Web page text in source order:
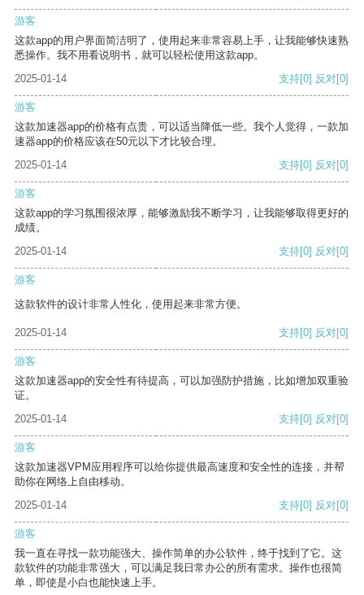
游客
这款app的用户界面简洁明了，使用起来非常容易上手，让我能够快速熟
悉操作。我不用看说明书，就可以轻松使用这款app。
2025-01-14
支持[0] 反对[0]
游客
这款加速器app的价格有点贵，可以适当降低一些。我个人觉得，一款加
速器app的价格应该在50元以下才比较合理。
2025-01-14
支持[0] 反对[0]
游客
这款app的学习氛围很浓厚，能够激励我不断学习，让我能够取得更好的
成绩。
2025-01-14
支持[0] 反对[0]
游客
这款软件的设计非常人性化，使用起来非常方便。
2025-01-14 支持[0] 反对[0]
游客
这款加速器app的安全性有待提高，可以加强防护措施，比如增加双重验
证。
2025-01-14
支持[0] 反对[0]
游客
这款加速器VPM应用程序可以给你提供最高速度和安全性的连接，并帮
助你在网络上自由移动。
2025-01-14
支持[0] 反对[0]
游客
我一直在寻找一款功能强大、操作简单的办公软件，终于找到了它。这
款软件的功能非常强大，可以满足我日常办公的所有需求。操作也很简
单，即使是小白也能快速上手。